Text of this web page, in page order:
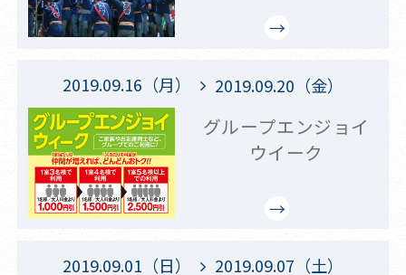
2019.09.16（月） 2019.09.20（金）
グループエンジョイ
ウイーク
2019.09.01（日） 2019.09.07（土）